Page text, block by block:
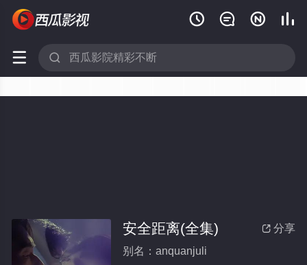
   
 
 分享
安全距离(全集)
别名：anquanjuli